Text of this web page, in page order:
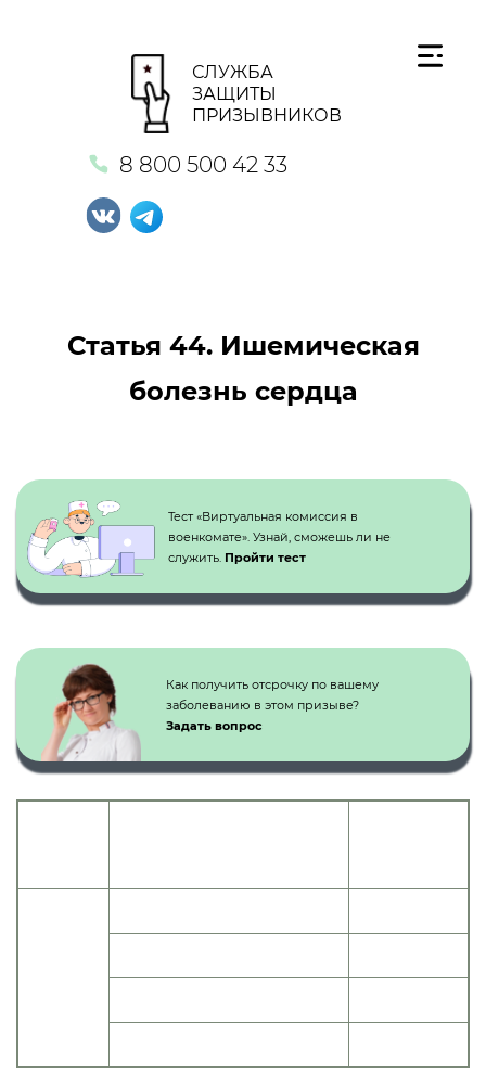
СЛУЖБА
ЗАЩИТЫ
ПРИЗЫВНИКОВ
8 800 500 42 33
Статья 44. Ишемическая
болезнь сердца
Тест «Виртуальная комиссия в
военкомате». Узнай, сможешь ли не
служить. Пройти тест
Как получить отсрочку по вашему
заболеванию в этом призыве?
Задать вопрос